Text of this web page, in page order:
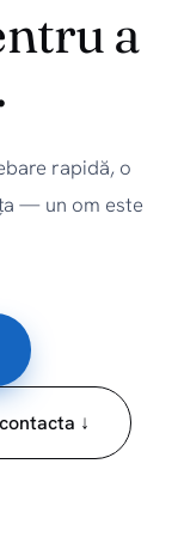
a
rapidă, o
— un om este
↓